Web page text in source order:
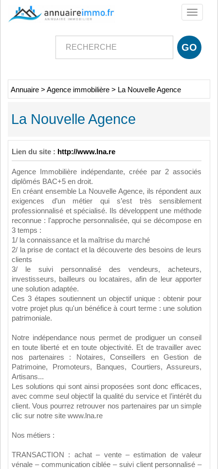
Toggle
Annuaire > Agence immobilière > La Nouvelle Agence
La Nouvelle Agence
Lien du site : http://www.lna.re
Agence Immobilière indépendante, créée par 2 associés
diplômés BAC+5 en droit.
En créant ensemble La Nouvelle Agence, ils répondent aux
exigences d’un métier qui s’est très sensiblement
professionnalisé et spécialisé. Ils développent une méthode
reconnue : l'approche personnalisée, qui se décompose en
3 temps :
1/ la connaissance et la maîtrise du marché
2/ la prise de contact et la découverte des besoins de leurs
clients
3/ le suivi personnalisé des vendeurs, acheteurs,
investisseurs, bailleurs ou locataires, afin de leur apporter
une solution adaptée.
Ces 3 étapes soutiennent un objectif unique : obtenir pour
votre projet plus qu'un bénéfice à court terme : une solution
patrimoniale.
Notre indépendance nous permet de prodiguer un conseil
en toute liberté et en toute objectivité. Et de travailler avec
nos partenaires : Notaires, Conseillers en Gestion de
Patrimoine, Promoteurs, Banques, Courtiers, Assureurs,
Artisans...
Les solutions qui sont ainsi proposées sont donc efficaces,
avec comme seul objectif la qualité du service et l’intérêt du
client. Vous pourrez retrouver nos partenaires par un simple
clic sur notre site www.lna.re
Nos métiers :
TRANSACTION : achat – vente – estimation de valeur
vénale – communication ciblée – suivi client personnalisé –